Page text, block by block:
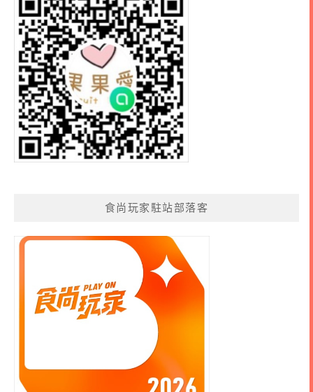
食尚玩家駐站部落客